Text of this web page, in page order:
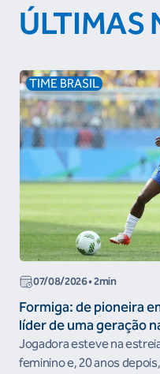
ÚLTIMAS
TIME BRASIL
07/08/2026• 2min
Formiga: de pioneira
líder de uma geração
Jogadora esteve na
feminino e, 20 anos